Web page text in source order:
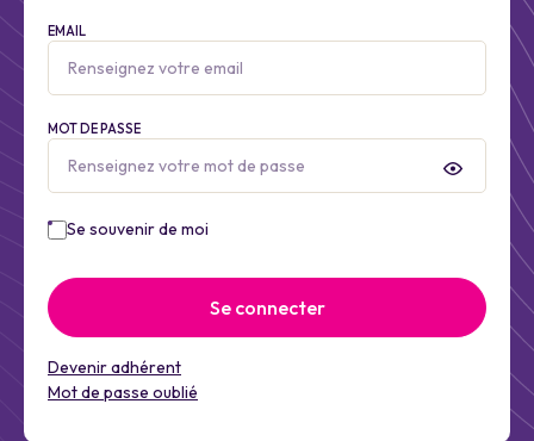
EMAIL
MOT DE PASSE
Se souvenir de moi
Se connecter
Devenir adhérent
Mot de passe oublié